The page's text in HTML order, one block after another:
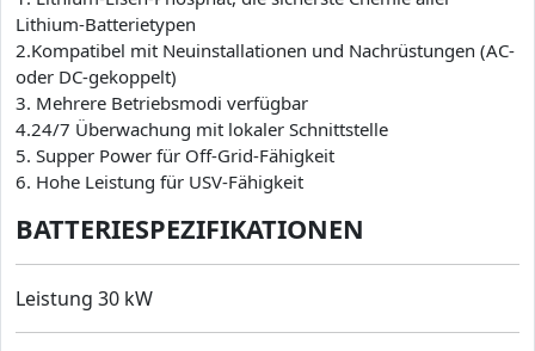
Lithium-Batterietypen
2.Kompatibel mit Neuinstallationen und Nachrüstungen (AC-
oder DC-gekoppelt)
3. Mehrere Betriebsmodi verfügbar
4.24/7 Überwachung mit lokaler Schnittstelle
5. Supper Power für Off-Grid-Fähigkeit
6. Hohe Leistung für USV-Fähigkeit
BATTERIESPEZIFIKATIONEN
Leistung 30 kW